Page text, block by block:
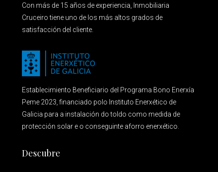
Con más de 15 años de experiencia, Inmobiliaria
Cruceiro tiene uno de los más altos grados de
satisfacción del cliente.
Establecimiento Beneficiario del Programa Bono Enerxía
Peme 2023, financiado polo Instituto Enerxético de
Galicia para a instalación do toldo como medida de
protección solar e o conseguinte aforro enerxético.
Descubre